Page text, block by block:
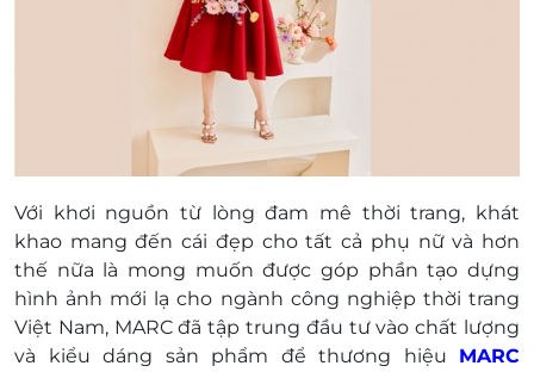
Với khơi nguồn từ lòng đam mê thời trang, khát
khao mang đến cái đẹp cho tất cả phụ nữ và hơn
thế nữa là mong muốn được góp phần tạo dựng
hình ảnh mới lạ cho ngành công nghiệp thời trang
Việt Nam, MARC đã tập trung đầu tư vào chất lượng
và kiểu dáng sản phẩm để thương hiệu MARC